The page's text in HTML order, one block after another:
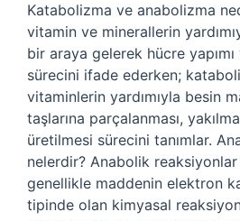
Katabolizma ve anabolizma
vitamin ve minerallerin
bir araya gelerek hücre
sürecini ifade ederken;
vitaminlerin yardımıyla besin
taşlarına parçalanması,
üretilmesi sürecini tanımlar.
nelerdir? Anabolik
genellikle maddenin elektron
tipinde olan kimyasal